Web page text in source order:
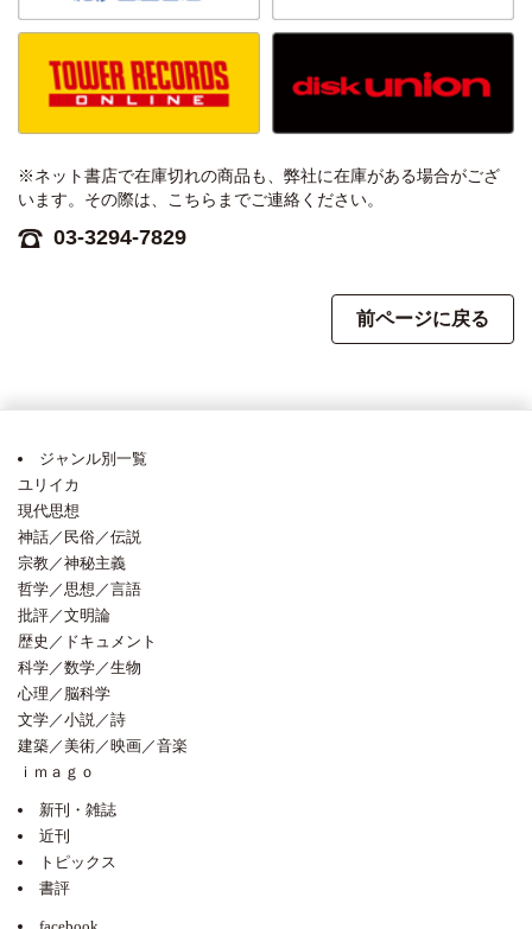
※ネット書店で在庫切れの商品も、弊社に在庫がある場合がござ
います。その際は、こちらまでご連絡ください。
03-3294-7829
前ページに戻る
ジャンル別一覧
ユリイカ
現代思想
神話／民俗／伝説
宗教／神秘主義
哲学／思想／言語
批評／文明論
歴史／ドキュメント
科学／数学／生物
心理／脳科学
文学／小説／詩
建築／美術／映画／音楽
ｉｍａｇｏ
新刊・雑誌
近刊
トピックス
書評